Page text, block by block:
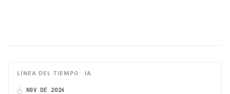
LÍNEA DEL TIEMPO · IA
NOV DE 2024